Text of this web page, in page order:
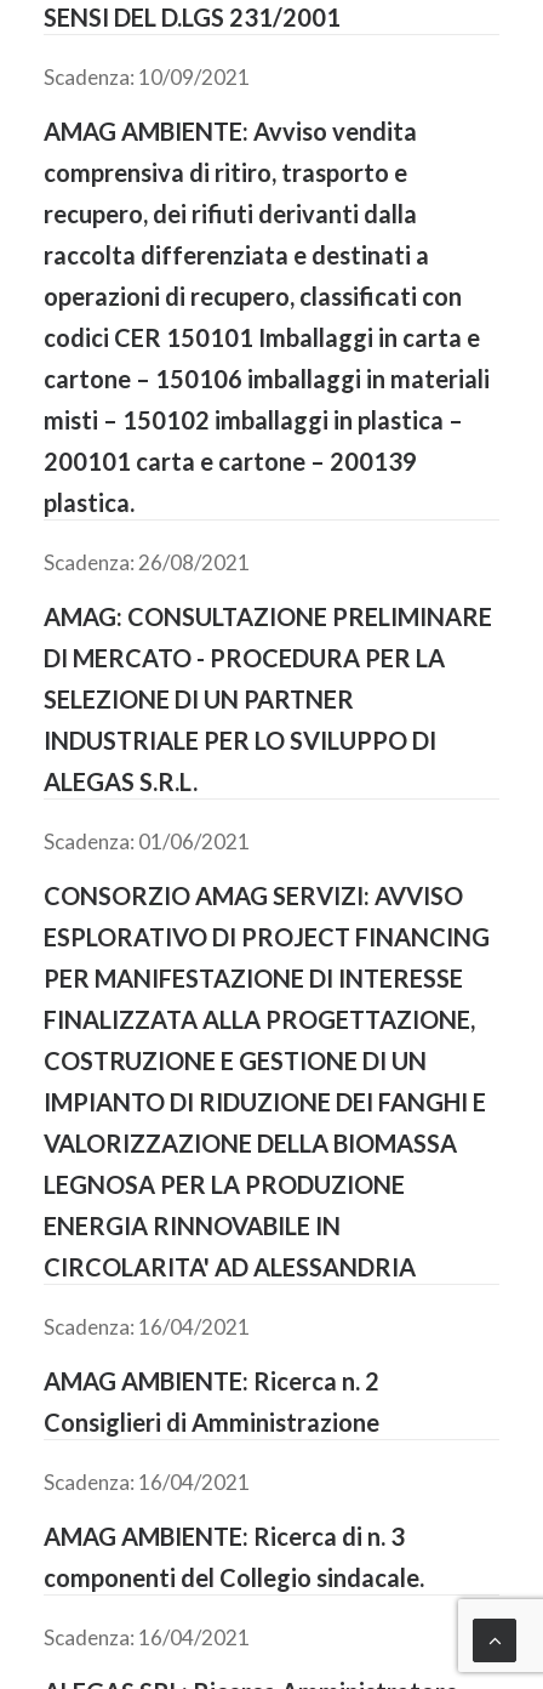
SENSI DEL D.LGS 231/2001
Scadenza: 10/09/2021
AMAG AMBIENTE: Avviso vendita
comprensiva di ritiro, trasporto e
recupero, dei rifiuti derivanti dalla
raccolta differenziata e destinati a
operazioni di recupero, classificati con
codici CER 150101 Imballaggi in carta e
cartone – 150106 imballaggi in materiali
misti – 150102 imballaggi in plastica –
200101 carta e cartone – 200139
plastica.
Scadenza: 26/08/2021
AMAG: CONSULTAZIONE PRELIMINARE
DI MERCATO - PROCEDURA PER LA
SELEZIONE DI UN PARTNER
INDUSTRIALE PER LO SVILUPPO DI
ALEGAS S.R.L.
Scadenza: 01/06/2021
CONSORZIO AMAG SERVIZI: AVVISO
ESPLORATIVO DI PROJECT FINANCING
PER MANIFESTAZIONE DI INTERESSE
FINALIZZATA ALLA PROGETTAZIONE,
COSTRUZIONE E GESTIONE DI UN
IMPIANTO DI RIDUZIONE DEI FANGHI E
VALORIZZAZIONE DELLA BIOMASSA
LEGNOSA PER LA PRODUZIONE
ENERGIA RINNOVABILE IN
CIRCOLARITA' AD ALESSANDRIA
Scadenza: 16/04/2021
AMAG AMBIENTE: Ricerca n. 2
Consiglieri di Amministrazione
Scadenza: 16/04/2021
AMAG AMBIENTE: Ricerca di n. 3
componenti del Collegio sindacale.
Scadenza: 16/04/2021